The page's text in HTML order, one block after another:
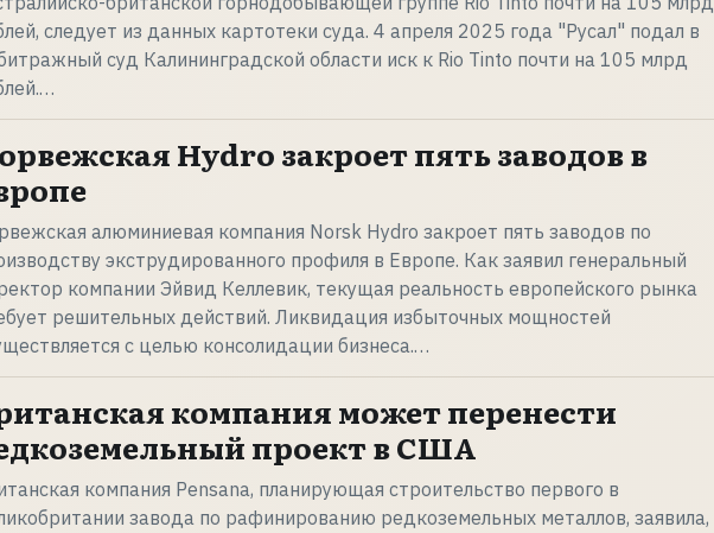
следует из данных картотеки суда. 4 апреля 2025 года "Русал" подал в
суд Калининградской области иск к Rio Tinto почти на 105 млрд
Hydro закроет пять заводов в
алюминиевая компания Norsk Hydro закроет пять заводов по
экструдированного профиля в Европе. Как заявил генеральный
компании Эйвид Келлевик, текущая реальность европейского рынка
решительных действий. Ликвидация избыточных мощностей
с целью консолидации бизнеса.…
компания может перенести
проект в США
компания Pensana, планирующая строительство первого в
завода по рафинированию редкоземельных металлов, заявила,